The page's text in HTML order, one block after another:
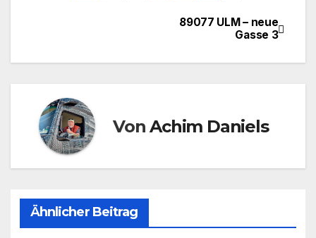
Beitragsnavigation
89077 ULM – neue
Gasse 3
VonAchim Daniels
Ähnlicher Beitrag